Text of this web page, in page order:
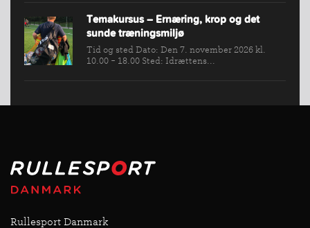
Temakursus – Ernæring, krop og det
sunde træningsmiljø
Tid og sted Dato: Den 7. november 2026 kl.
10.00 - 18.00 Sted: Idrættens...
Rullesport Danmark